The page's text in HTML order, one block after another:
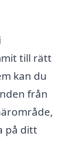
till rätt
kan du
från
på ditt